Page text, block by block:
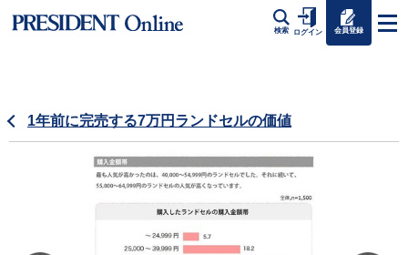
検索 ログイン 会員登録
1年前に完売する7万円ランドセルの価値